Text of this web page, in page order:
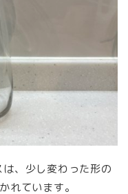
、少し変わった形の
れています。